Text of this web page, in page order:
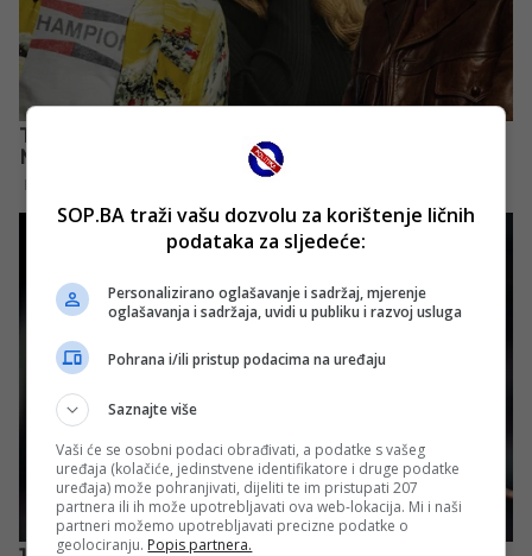
SOP.BA traži vašu dozvolu za korištenje ličnih
podataka za sljedeće:
Personalizirano oglašavanje i sadržaj, mjerenje
oglašavanja i sadržaja, uvidi u publiku i razvoj usluga
Pohrana i/ili pristup podacima na uređaju
Saznajte više
Vaši će se osobni podaci obrađivati, a podatke s vašeg
uređaja (kolačiće, jedinstvene identifikatore i druge podatke
uređaja) može pohranjivati, dijeliti te im pristupati 207
partnera ili ih može upotrebljavati ova web-lokacija. Mi i naši
partneri možemo upotrebljavati precizne podatke o
geolociranju. Popis partnera.